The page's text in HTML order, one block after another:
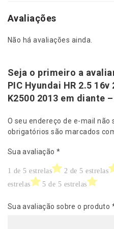
n
M
P
1
3
1
1
q
u
n
Avaliações
Não há avaliações ainda.
Seja o primeiro a
PIC Hyundai HR 2.5
K2500 2013 em diante
O seu endereço de e-mail não
obrigatórios são marcados
Sua avaliação *
1 de 5 estrelas 2 de 5 estrelas
estrelas
5 de 5 estrelas
Sua avaliação sobre o produto